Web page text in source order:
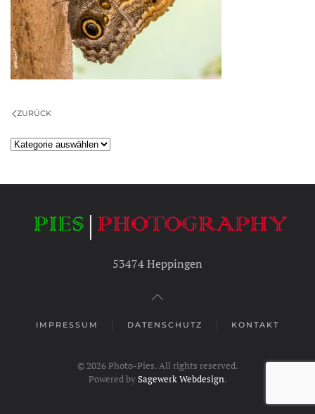
ZURÜCK
Kategorien
53474 Heppingen
IMPRESSUM DATENSCHUTZ KONTAKT
© 2026Photo-Pies. All rights reserved.
Powered bySagewerk Webdesign.